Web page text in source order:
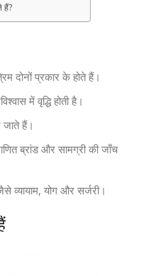
हैं?
दोनों प्रकार के होते हैं।
में वृद्धि होती है।
जाते हैं।
ब्रांड और सामग्री की जाँच
व्यायाम, योग और सर्जरी।